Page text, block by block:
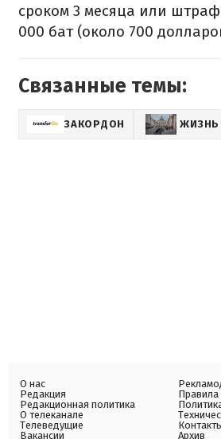
сроком 3 месяца или
000 бат (около 700
Связанные темы:
ЗАКОРДОН ЖИЗНЬ
О нас
Редакция
Редакционная политика
О телеканале
Телеведущие
Вакансии
Правила
Архив